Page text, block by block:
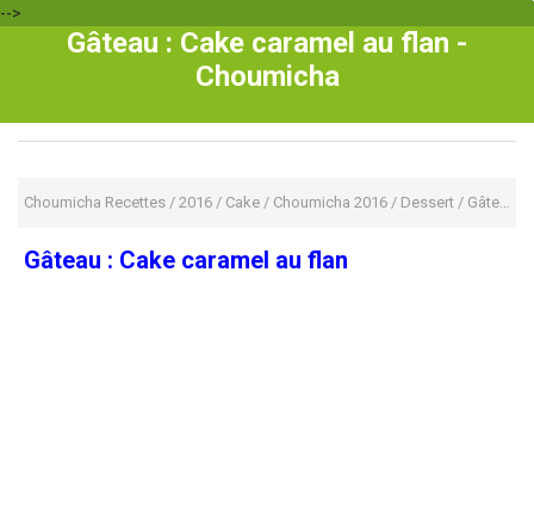
-->
Gâteau : Cake caramel au flan -
Choumicha
Choumicha Recettes / 2016 / Cake / Choumicha 2016 / Dessert / Gâteaux
Gâteau : Cake caramel au flan